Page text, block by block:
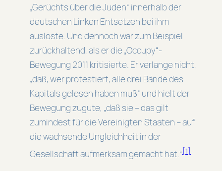
„Gerüchts über die Juden“ innerhalb der
deutschen Linken Entsetzen bei ihm
auslöste. Und dennoch war zum Beispiel
zurückhaltend, als er die „Occupy“-
Bewegung 2011 kritisierte. Er verlange nicht,
„daß, wer protestiert, alle drei Bände des
Kapitals gelesen haben muß“ und hielt der
Bewegung zugute, „daß sie – das gilt
zumindest für die Vereinigten Staaten – auf
die wachsende Ungleichheit in der
Gesellschaft aufmerksam gemacht hat.“[1]